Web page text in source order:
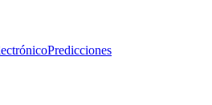
Predicciones